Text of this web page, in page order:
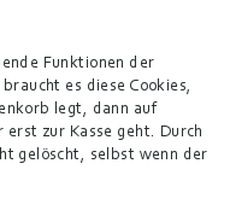
Funktionen der
es diese Cookies,
legt, dann auf
zur Kasse geht. Durch
gelöscht, selbst wenn der